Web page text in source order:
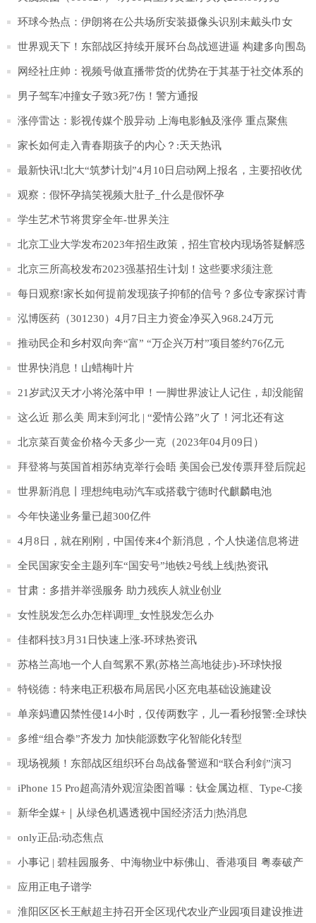
环球今热点：伊朗将在公共场所安装摄像头识别未戴头巾女
性，违者将予警告
世界观天下！东部战区持续开展环台岛战巡进逼 构建多向围岛
锁台态势
网经社庄帅：视频号做直播带货的优势在于其基于社交体系的
完整私域生态_天天视点
男子驾车冲撞女子致3死7伤！警方通报
涨停雷达：影视传媒个股异动 上海电影触及涨停 重点聚焦
家长如何走入青春期孩子的内心？:天天热讯
最新快讯!北大“筑梦计划”4月10日启动网上报名，主要招收优
秀农村学生
观察：假怀孕搞笑视频大肚子_什么是假怀孕
学生艺术节将贯穿全年-世界关注
北京工业大学发布2023年招生政策，招生官校内现场答疑解惑
_每日快播
北京三所高校发布2023强基招生计划！这些要求须注意
每日观察!家长如何提前发现孩子抑郁的信号？多位专家探讨青
少年抑郁防治
泓博医药（301230）4月7日主力资金净买入968.24万元
推动民企和乡村双向奔“富” “万企兴万村”项目签约76亿元
世界快消息！山蜡梅叶片
21岁武汉天才小将沦落中甲！一脚世界波让人记住，却没能留
在中超！
这么近 那么美 周末到河北 | “爱情公路”火了！河北还有这
些“爱情打卡地”超浪漫！|环球快消息
北京菜百黄金价格今天多少一克（2023年04月09日）
拜登将与英国首相苏纳克举行会晤 美国会已发传票拜登后院起
火
世界新消息丨理想纯电动汽车或搭载宁德时代麒麟电池
今年快递业务量已超300亿件
4月8日，就在刚刚，中国传来4个新消息，个人快递信息将进
行加密_当前报道
全民国家安全主题列车“国安号”地铁2号线上线|热资讯
甘肃：多措并举强服务 助力残疾人就业创业
女性脱发怎么办怎样调理_女性脱发怎么办
佳都科技3月31日快速上涨-环球热资讯
苏格兰高地一个人自驾累不累(苏格兰高地徒步)-环球快报
特锐德：特来电正积极布局居民小区充电基础设施建设
单亲妈遭囚禁性侵14小时，仅传两数字，儿一看秒报警:全球快
报
多维“组合拳”齐发力 加快能源数字化智能化转型
现场视频！东部战区组织环台岛战备警巡和“联合利剑”演习
iPhone 15 Pro超高清外观渲染图首曝：钛金属边框、Type-C接
口
新华全媒+｜从绿色机遇透视中国经济活力|热消息
only正品:动态焦点
小事记 | 碧桂园服务、中海物业中标佛山、香港项目 粤泰破产
清算案通过
应用正电子谱学
淮阳区区长王献超主持召开全区现代农业产业园项目建设推进